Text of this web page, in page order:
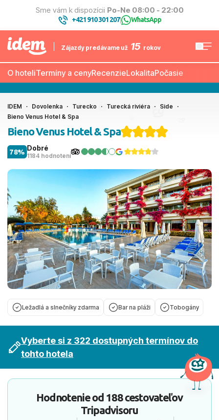
Sme vám k dispozícii Po-Ne 08:00 - 22:00
+421 910 301 207| WhatsApp
Zájazdy predávame už 15 rokov
O hoteliTermíny a cenyRecenzieLokalitaPočasie
IDEM Dovolenka Turecko Turecká riviéra
Side
Bieno Venus Hotel & Spa
Bieno Venus Hotel & Spa
Dobré
1184 hodnotení
78%
Ležadlá a slnečníky zdarma Bar na pláži Tobogány
Vyberte si z 322 dostupných termínov do
tohto hotela
Hodnotenie od 188 cestovateľov
Tripadvisoru